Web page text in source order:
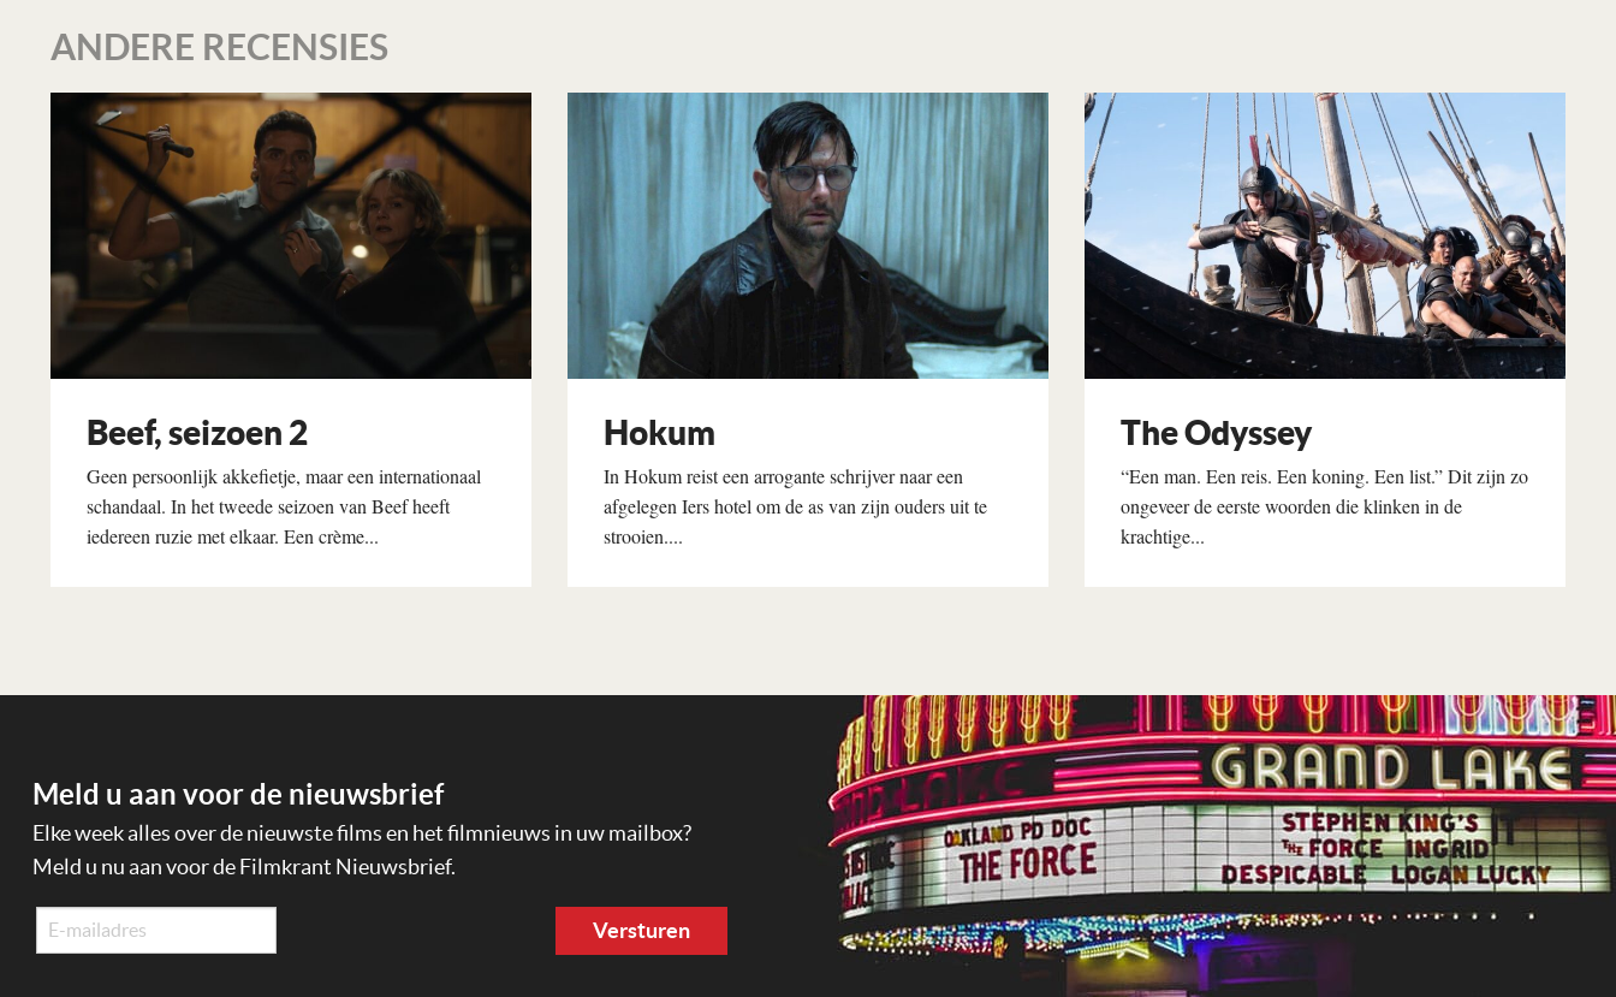
ANDERE RECENSIES
Beef, seizoen 2
Geen persoonlijk akkefietje, maar een internationaal
schandaal. In het tweede seizoen van Beef heeft
iedereen ruzie met elkaar. Een crème...
Hokum
In Hokum reist een arrogante schrijver naar een
afgelegen Iers hotel om de as van zijn ouders uit te
strooien....
The Odyssey
“Een man. Een reis. Een koning. Een list.” Dit zijn zo
ongeveer de eerste woorden die klinken in de
krachtige...
Meld u aan voor de nieuwsbrief
Elke week alles over de nieuwste films en het filmnieuws in uw mailbox?
Meld u nu aan voor de Filmkrant Nieuwsbrief.